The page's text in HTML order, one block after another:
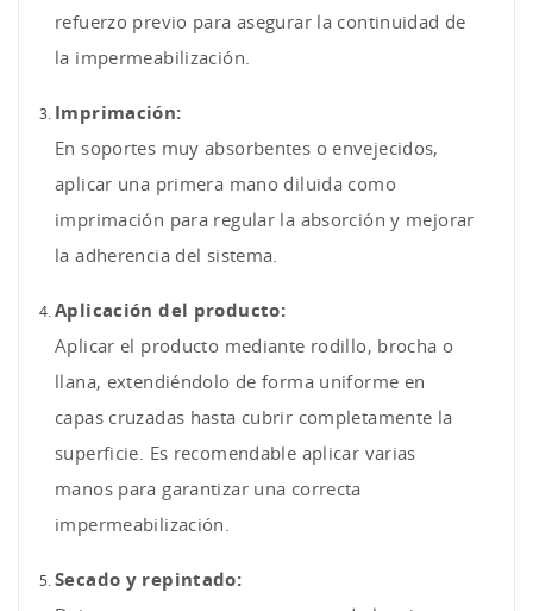
refuerzo previo para asegurar la continuidad de
la impermeabilización.
Imprimación:
En soportes muy absorbentes o envejecidos,
aplicar una primera mano diluida como
imprimación para regular la absorción y mejorar
la adherencia del sistema.
Aplicación del producto:
Aplicar el producto mediante rodillo, brocha o
llana, extendiéndolo de forma uniforme en
capas cruzadas hasta cubrir completamente la
superficie. Es recomendable aplicar varias
manos para garantizar una correcta
impermeabilización.
Secado y repintado: